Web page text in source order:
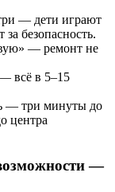
— дети играют
безопасность.
— ремонт не
всё в 5–15
— три минуты до
центра
—